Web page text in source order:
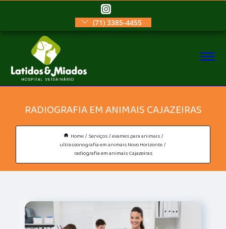
(71) 3385-4455
RADIOGRAFIA EM ANIMAIS CAJAZEIRAS
Home Serviços exames para animais
ultrassonografia em animais Novo Horizonte
radiografia em animais Cajazeiras